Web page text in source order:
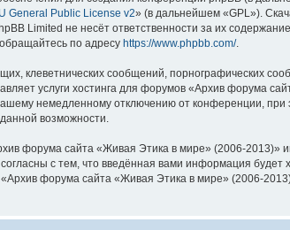
General Public License v2» (в дальнейшем «GPL»).
Limited не несёт ответственности за их
по адресу https://www.phpbb.com/.
клеветнических сообщений, порнографических
услуги хостинга для форумов «Архив форума
немедленному отключению от конференции,
возможности.
форума сайта «Живая Этика в мире» (2006-2013)»
с тем, что введённая вами информация
форума сайта «Живая Этика в мире» (2006-